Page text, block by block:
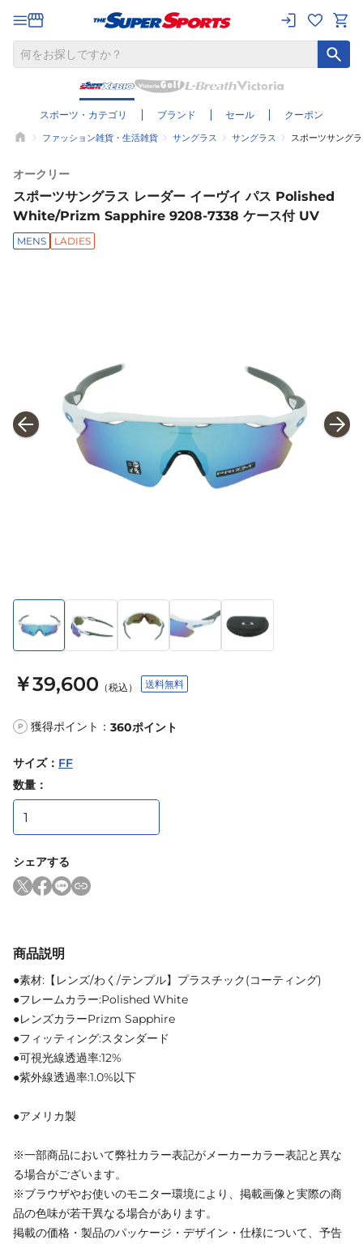
スポーツ・カテゴリ ブランド セール クーポン
ファッション雑貨・生活雑貨 サングラス サングラス スポーツサング
オークリー
スポーツサングラス レーダー イーヴイ パス Polished
White/Prizm Sapphire 9208-7338 ケース付 UV
MENS LADIES
￥39,600 （税込） 送料無料
P 獲得ポイント： 360ポイント
サイズ： FF
数量：
シェアする
商品説明
●素材:【レンズ/わく/テンプル】プラスチック(コーティング)
●フレームカラー:Polished White
●レンズカラーPrizm Sapphire
●フィッティング:スタンダード
●可視光線透過率:12%
●紫外線透過率:1.0%以下
●アメリカ製
※一部商品において弊社カラー表記がメーカーカラー表記と異な
る場合がございます。
※ブラウザやお使いのモニター環境により、掲載画像と実際の商
品の色味が若干異なる場合があります。
掲載の価格・製品のパッケージ・デザイン・仕様について、予告